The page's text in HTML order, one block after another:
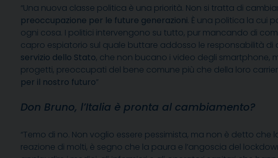
“Una nuova classe politica è una priorità. Non si tratta di
preoccupazione per le future generazioni. È una politica la cui
ogni cosa. I politici intervengono su tutto, pur mancando di
capro espiatorio sul quale buttare addosso le responsabilità
servizio dello Stato, che non bucano i video degli smartphone,
progetti, preoccupati del bene comune più che della loro
per il nostro futuro”
Don Bruno, l’Italia è pronta al cambiamento?
“Temo di no. Non voglio essere pessimista, ma non è detto
reazione di molti, è segno che la paura e l’angoscia del